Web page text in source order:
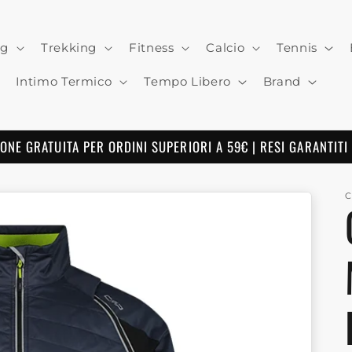
Trekking Fitness Calcio Tennis
Intimo Termico Tempo Libero Brand
GRATUITA PER ORDINI SUPERIORI A 59€ | RESI